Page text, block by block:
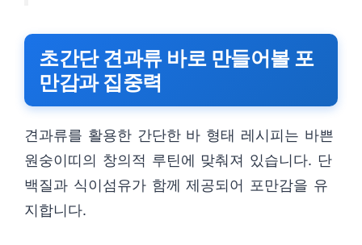
초간단 견과류 바로 만들어볼 포
만감과 집중력
견과류를 활용한 간단한 바 형태 레시피는 바쁜
원숭이띠의 창의적 루틴에 맞춰져 있습니다. 단
백질과 식이섬유가 함께 제공되어 포만감을 유
지합니다.